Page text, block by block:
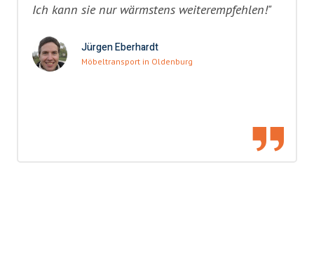
Ich kann sie nur wärmstens weiterempfehlen!"
Jürgen Eberhardt
Möbeltransport in Oldenburg